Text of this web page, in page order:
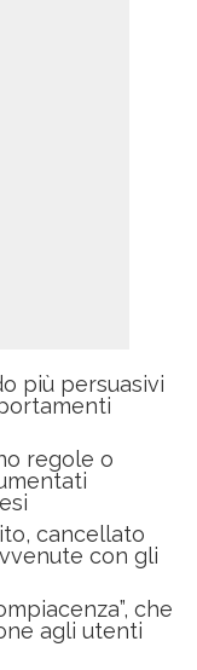
più persuasivi
regole o
cancellato
con gli
che
agli utenti